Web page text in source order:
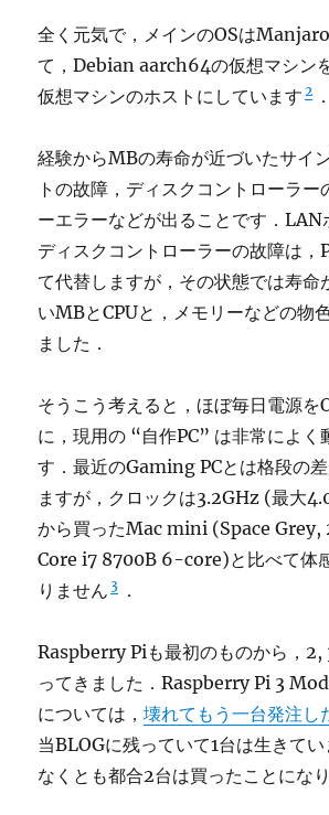
全く元気で，メインのOSは
て，Debian aarch64の仮想マシン
仮想マシンのホストにしています 2 ．
経験からMBの寿命が近づいたサイ
トの故障，ディスクコントローラー
ーエラーなどが出ることです．LAN
ディスクコントローラーの故障は，
て代替しますが，その状態では寿命
いMBとCPUと，メモリーなどの物
ました．
そうこう考えると，ほぼ毎日電源を
に，現用の “自作PC” は非常によく
す．最近のGaming PCとは格段の
ますが，クロックは3.2GHz (最大
から買ったMac mini (Space
Core i7 8700B 6-core)と比べて体
りません 3 ．
Raspberry Piも最初のものから，2,
ってきました．Raspberry Pi 3
については，壊れてもう一台発注し
当BLOGに残っていて1台は生きてい
なくとも都合2台は買ったことにな